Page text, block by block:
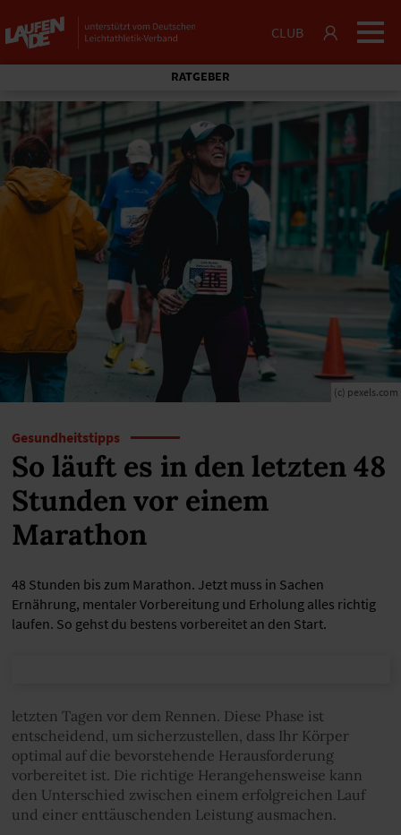
CLUB
RATGEBER
(c) pexels.com
Gesundheitstipps
So läuft es in den letzten 48
Stunden vor einem
Marathon
48 Stunden bis zum Marathon. Jetzt muss in Sachen
Ernährung, mentaler Vorbereitung und Erholung alles richtig
laufen. So gehst du bestens vorbereitet an den Start.
letzten Tagen vor dem Rennen. Diese Phase ist
entscheidend, um sicherzustellen, dass Ihr Körper
optimal auf die bevorstehende Herausforderung
vorbereitet ist. Die richtige Herangehensweise kann
den Unterschied zwischen einem erfolgreichen Lauf
und einer enttäuschenden Leistung ausmachen.